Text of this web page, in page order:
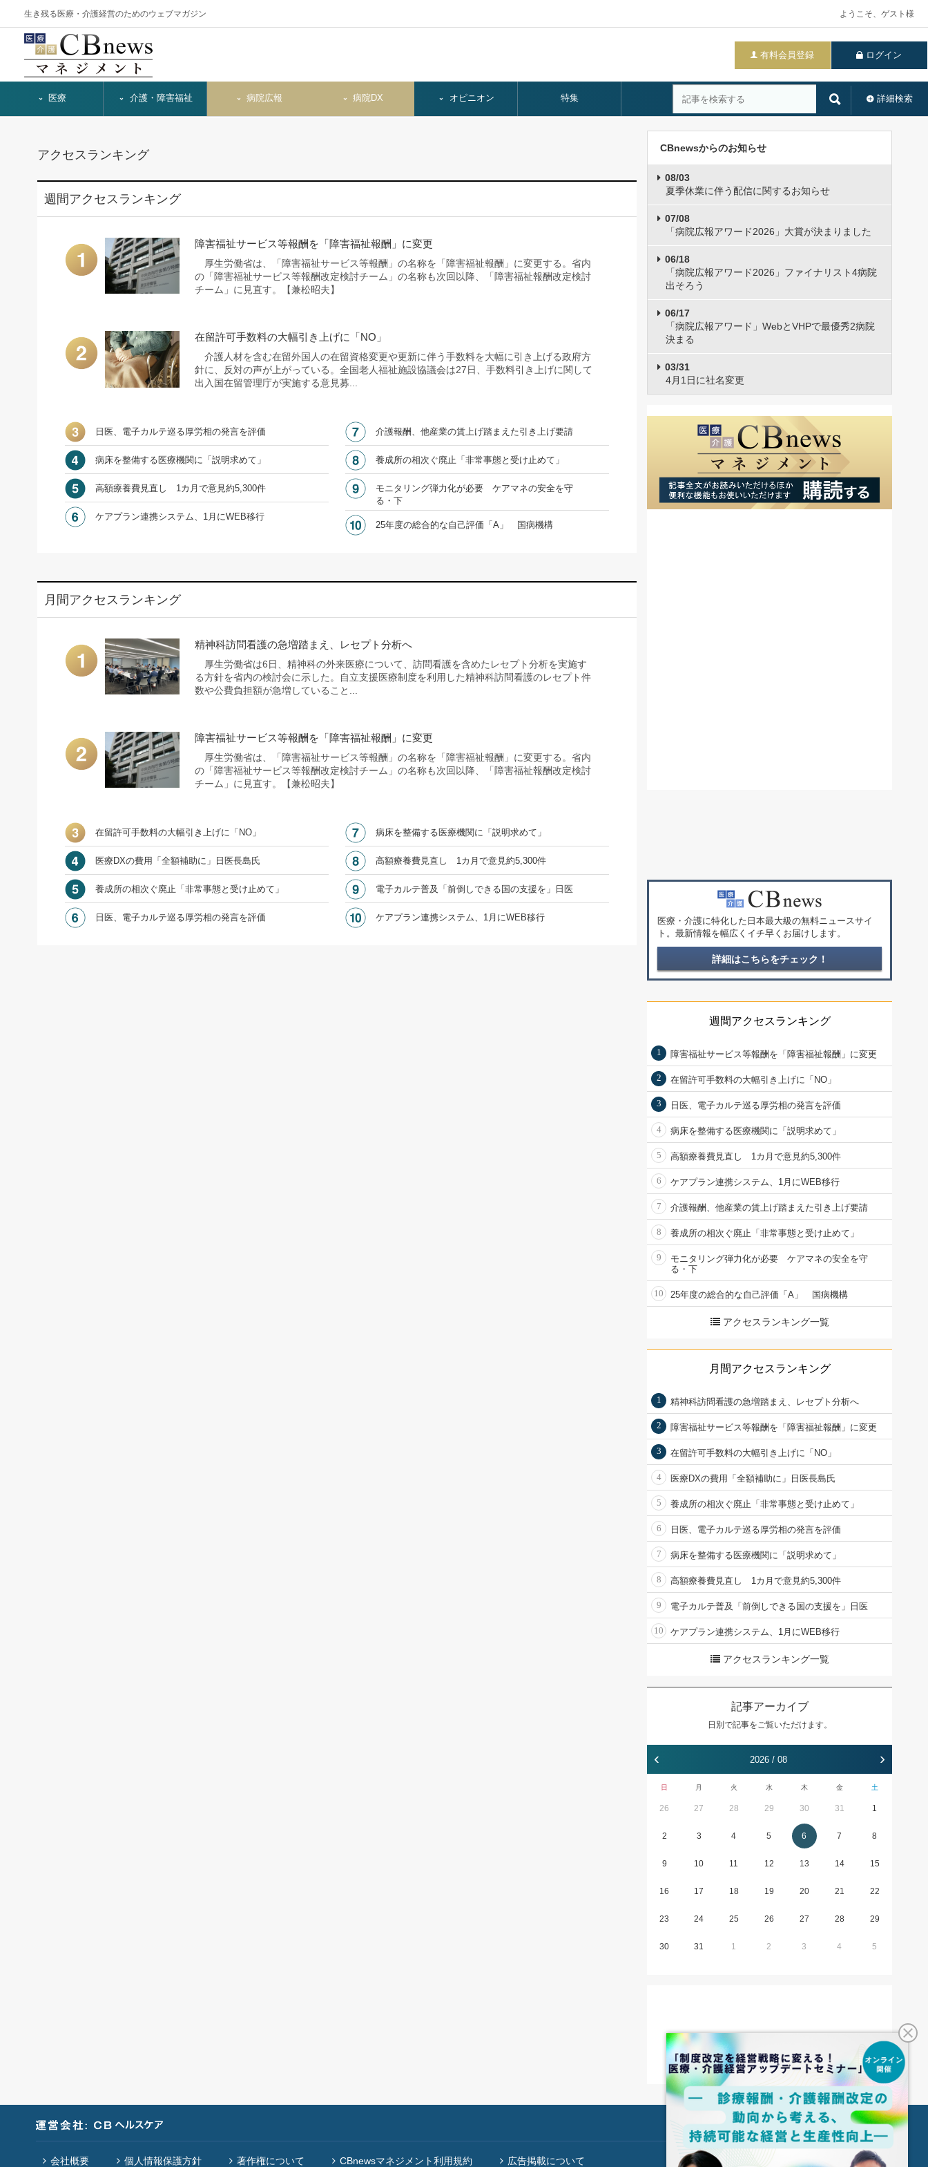
生き残る医療・介護経営のためのウェブマガジン ようこそ、ゲスト様
有料会員登録 ログイン
詳細検索
医療 介護・障害福祉 病院広報 病院DX オピニオン 特集
アクセスランキング
週間アクセスランキング
障害福祉サービス等報酬を「障害福祉報酬」に変更
厚生労働省は、「障害福祉サービス等報酬」の名称を「障害福祉報酬」に変更する。省内
の「障害福祉サービス等報酬改定検討チーム」の名称も次回以降、「障害福祉報酬改定検討
チーム」に見直す。【兼松昭夫】
在留許可手数料の大幅引き上げに「NO」
介護人材を含む在留外国人の在留資格変更や更新に伴う手数料を大幅に引き上げる政府方
針に、反対の声が上がっている。全国老人福祉施設協議会は27日、手数料引き上げに関して
出入国在留管理庁が実施する意見募...
日医、電子カルテ巡る厚労相の発言を評価
病床を整備する医療機関に「説明求めて」
高額療養費見直し 1カ月で意見約5,300件
ケアプラン連携システム、1月にWEB移行
介護報酬、他産業の賃上げ踏まえた引き上げ要請
養成所の相次ぐ廃止「非常事態と受け止めて」
モニタリング弾力化が必要 ケアマネの安全を守
る・下
25年度の総合的な自己評価「A」 国病機構
月間アクセスランキング
精神科訪問看護の急増踏まえ、レセプト分析へ
厚生労働省は6日、精神科の外来医療について、訪問看護を含めたレセプト分析を実施す
る方針を省内の検討会に示した。自立支援医療制度を利用した精神科訪問看護のレセプト件
数や公費負担額が急増していること...
障害福祉サービス等報酬を「障害福祉報酬」に変更
厚生労働省は、「障害福祉サービス等報酬」の名称を「障害福祉報酬」に変更する。省内
の「障害福祉サービス等報酬改定検討チーム」の名称も次回以降、「障害福祉報酬改定検討
チーム」に見直す。【兼松昭夫】
在留許可手数料の大幅引き上げに「NO」
医療DXの費用「全額補助に」日医長島氏
養成所の相次ぐ廃止「非常事態と受け止めて」
日医、電子カルテ巡る厚労相の発言を評価
病床を整備する医療機関に「説明求めて」
高額療養費見直し 1カ月で意見約5,300件
電子カルテ普及「前倒しできる国の支援を」日医
ケアプラン連携システム、1月にWEB移行
CBnewsからのお知らせ
08/03
夏季休業に伴う配信に関するお知らせ
07/08
「病院広報アワード2026」大賞が決まりました
06/18
「病院広報アワード2026」ファイナリスト4病院
出そろう
06/17
「病院広報アワード」WebとVHPで最優秀2病院
決まる
03/31
4月1日に社名変更
医療・介護に特化した日本最大級の無料ニュースサイ
ト。最新情報を幅広くイチ早くお届けします。
詳細はこちらをチェック！
週間アクセスランキング
1 障害福祉サービス等報酬を「障害福祉報酬」に変更
2 在留許可手数料の大幅引き上げに「NO」
3 日医、電子カルテ巡る厚労相の発言を評価
4 病床を整備する医療機関に「説明求めて」
5 高額療養費見直し 1カ月で意見約5,300件
6 ケアプラン連携システム、1月にWEB移行
7 介護報酬、他産業の賃上げ踏まえた引き上げ要請
8 養成所の相次ぐ廃止「非常事態と受け止めて」
9
モニタリング弾力化が必要 ケアマネの安全を守
る・下
10 25年度の総合的な自己評価「A」 国病機構
アクセスランキング一覧
月間アクセスランキング
1 精神科訪問看護の急増踏まえ、レセプト分析へ
2 障害福祉サービス等報酬を「障害福祉報酬」に変更
3 在留許可手数料の大幅引き上げに「NO」
4 医療DXの費用「全額補助に」日医長島氏
5 養成所の相次ぐ廃止「非常事態と受け止めて」
6 日医、電子カルテ巡る厚労相の発言を評価
7 病床を整備する医療機関に「説明求めて」
8 高額療養費見直し 1カ月で意見約5,300件
9 電子カルテ普及「前倒しできる国の支援を」日医
10 ケアプラン連携システム、1月にWEB移行
アクセスランキング一覧
記事アーカイブ
日別で記事をご覧いただけます。
‹ 2026 / 08 ›
日 月 火 水 木 金 土
26 27 28 29 30 31 1
2 3 4 5 6 7 8
9 10 11 12 13 14 15
16 17 18 19 20 21 22
23 24 25 26 27 28 29
30 31 1 2 3 4 5
会社概要 個人情報保護方針 著作権について CBnewsマネジメント利用規約 広告掲載について